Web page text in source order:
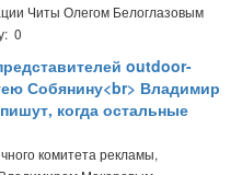
Читы Олегом Белоглазовым
0
outdoor-
Собянину<br> Владимир
когда остальные
комитета рекламы,